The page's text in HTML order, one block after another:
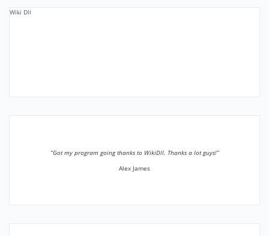
Wiki Dll
”Got my program going thanks to WikiDll. Thanks a lot guys!”
Alex James